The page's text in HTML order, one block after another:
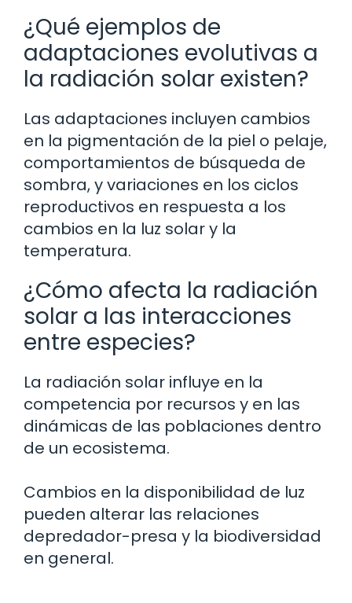
¿Qué ejemplos de
adaptaciones evolutivas a
la radiación solar existen?
Las adaptaciones incluyen cambios
en la pigmentación de la piel o pelaje,
comportamientos de búsqueda de
sombra, y variaciones en los ciclos
reproductivos en respuesta a los
cambios en la luz solar y la
temperatura.
¿Cómo afecta la radiación
solar a las interacciones
entre especies?
La radiación solar influye en la
competencia por recursos y en las
dinámicas de las poblaciones dentro
de un ecosistema.
Cambios en la disponibilidad de luz
pueden alterar las relaciones
depredador-presa y la biodiversidad
en general.